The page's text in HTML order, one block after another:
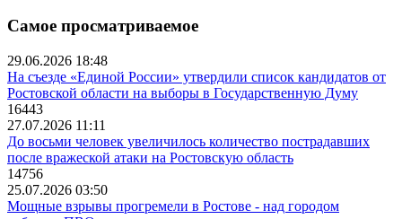
Самое просматриваемое
29.06.2026 18:48
На съезде «Единой России» утвердили список кандидатов от
Ростовской области на выборы в Государственную Думу
16443
27.07.2026 11:11
До восьми человек увеличилось количество пострадавших
после вражеской атаки на Ростовскую область
14756
25.07.2026 03:50
Мощные взрывы прогремели в Ростове - над городом